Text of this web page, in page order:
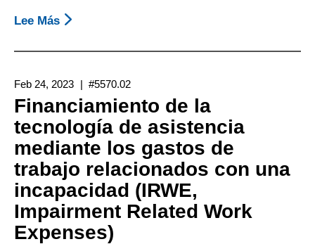
Achieving
Lee Más Sobre
De
Tecnología
De
Asistencia
A
Través
De
Los
Gastos
De
Feb 24, 2023 #5570.02
Financiamiento de la
tecnología de asistencia
mediante los gastos de
trabajo relacionados con una
incapacidad (IRWE,
Impairment Related Work
Expenses)